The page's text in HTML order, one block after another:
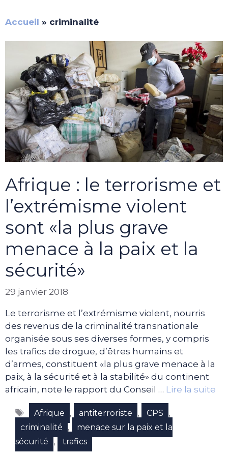
Accueil » criminalité
Afrique : le terrorisme et
l’extrémisme violent
sont «la plus grave
menace à la paix et la
sécurité»
29 janvier 2018
Le terrorisme et l’extrémisme violent, nourris
des revenus de la criminalité transnationale
organisée sous ses diverses formes, y compris
les trafics de drogue, d’êtres humains et
d’armes, constituent «la plus grave menace à la
paix, à la sécurité et à la stabilité» du continent
africain, note le rapport du Conseil … Lire la suite
Étiquettes
Afrique , antiterroriste , CPS ,
criminalité ,
menace sur la paix et la
sécurité
, trafics